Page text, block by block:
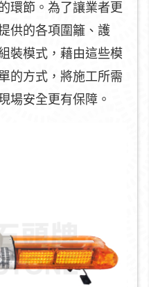
環節。為了讓業者更
供的各項圍籬、護
裝模式，藉由這些模
的方式，將施工所需
場安全更有保障。